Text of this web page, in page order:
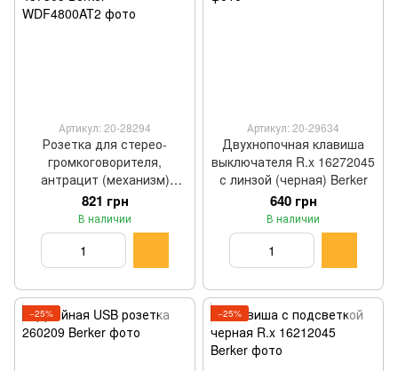
Артикул: 20-28294
Розетка для стерео-
громкоговорителя,
антрацит (механизм)
457305 Berker
WDF4800AT2
821 грн
В наличии
Артикул: 20-29634
Двухнопочная клавиша
выключателя R.x 16272045
с линзой (черная) Berker
640 грн
В наличии
−25% −25%